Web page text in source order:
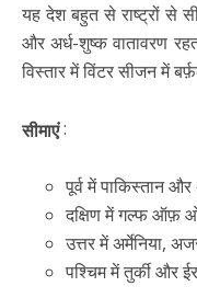
यह देश बहुत से राष्ट्रों से
और अर्ध-शुष्क वातावरण
विस्तार में विंटर सीजन में
सीमाएं:
पूर्व में पाकिस्तान
दक्षिण में गल्फ ऑफ़
उत्तर में अर्मेनिया,
पश्चिम में तुर्की और